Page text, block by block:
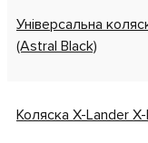
Універсальна
(Astral Black)
Коляска X-Lander